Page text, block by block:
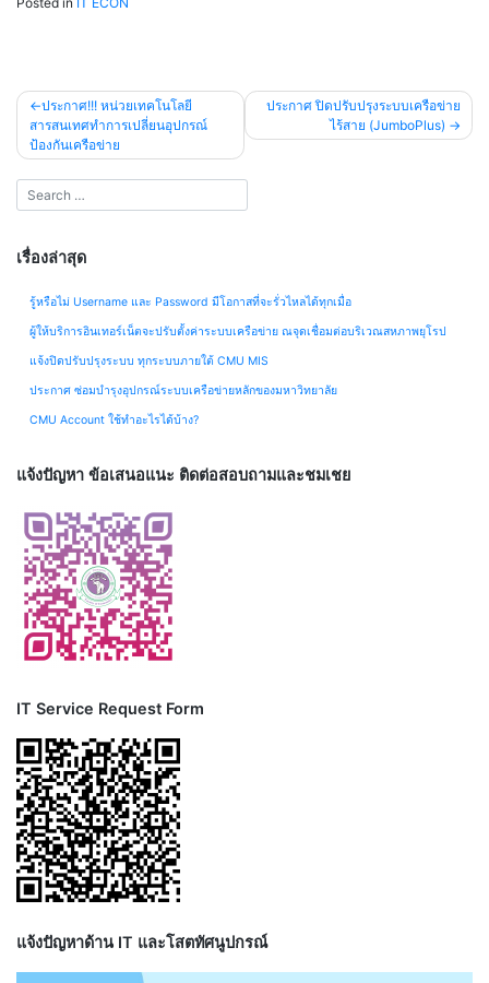
แนะแนว
เรื่อง
ประกาศ!!! หน่วยเทคโนโลยี
สารสนเทศทำการเปลี่ยนอุปกรณ์
ป้องกันเครือข่าย
ประกาศ ปิดปรับปรุงระบบเครือข่าย
ไร้สาย (JumboPlus)
เรื่องล่าสุด
รู้หรือไม่ Username และ Password มีโอกาสที่จะรั่วไหลได้ทุกเมื่อ
ผู้ให้บริการอินเทอร์เน็ตจะปรับตั้งค่าระบบเครือข่าย ณจุดเชื่อมต่อบริเวณสหภาพยุโรป
แจ้งปิดปรับปรุงระบบ ทุกระบบภายใต้ CMU MIS
ประกาศ ซ่อมบำรุงอุปกรณ์ระบบเครือข่ายหลักของมหาวิทยาลัย
CMU Account ใช้ทำอะไรได้บ้าง?
แจ้งปัญหา ข้อเสนอแนะ ติดต่อสอบถามและชมเชย
IT Service Request Form
แจ้งปัญหาด้าน IT และโสตทัศนูปกรณ์